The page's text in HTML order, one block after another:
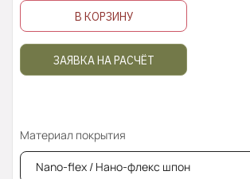
В КОРЗИНУ
ЗАЯВКА НА РАСЧЁТ
Материал покрытия
Nano-flex / Нано-флекс шпон